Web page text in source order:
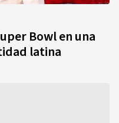
Bowl en una
latina